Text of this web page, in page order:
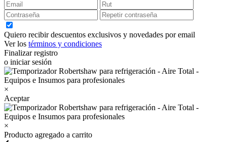
Quiero recibir descuentos exclusivos y novedades por email
Ver los términos y condiciones
Finalizar registro
o iniciar sesión
×
Aceptar
×
Producto agregado a carrito